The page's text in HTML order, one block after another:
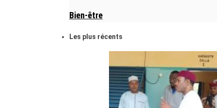
Bien-être
Les plus récents